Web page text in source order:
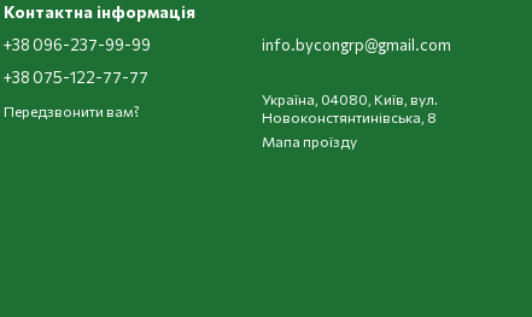
Контактна інформація
+38 096-237-99-99
+38 075-122-77-77
Передзвонити вам?
info.bycongrp@gmail.com
Україна, 04080, Київ, вул.
Новоконстянтинівська, 8
Мапа проїзду